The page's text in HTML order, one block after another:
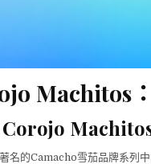
Machitos
的Camacho雪茄品牌系列